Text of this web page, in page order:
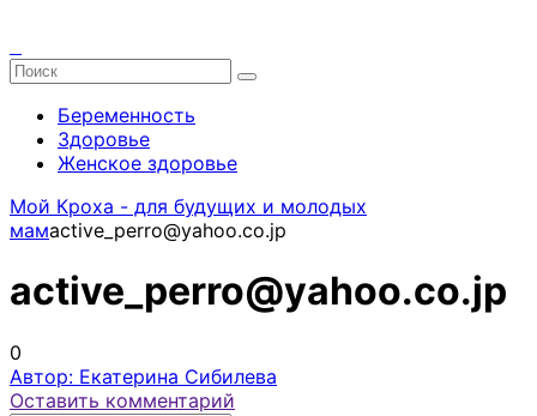
Беременность
Здоровье
Женское здоровье
Мой Кроха - для будущих и молодых
мамactive_perro@yahoo.co.jp
active_perro@yahoo.co.jp
0
Автор: Екатерина Сибилева
Оставить комментарий